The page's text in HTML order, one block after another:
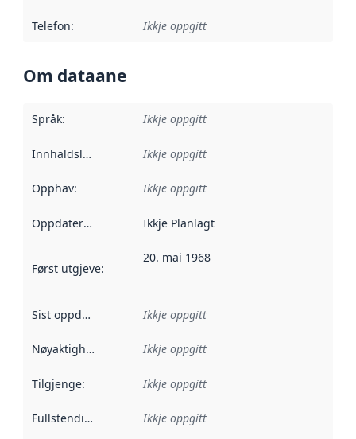
Telefon: Ikkje oppgitt
Om dataane
Språk: Ikkje oppgitt
Innhaldsleverandørar :
Ikkje oppgitt
Opphav: Ikkje oppgitt
Oppdateringsfrekvens :
Ikkje Planlagt
Først utgjeve:
20. mai 1968
Sist oppdatert Ikkje oppgitt
Nøyaktigheit Ikkje oppgitt
Tilgjenge: Ikkje oppgitt
Fullstendigheit Ikkje oppgitt